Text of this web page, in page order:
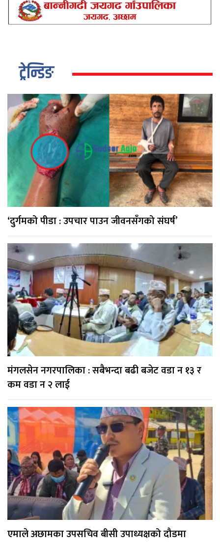
ट्रेन्डिङ
‘दुर्गमको पीडा : उपचार पाउन जीवनसँगको संघर्ष’
मंगलसेन नगरपालिका : सबैभन्दा बढी बजेट वडा न १३ र
कम वडा न २ लाई
एमाले अछामका उपसचिव बीसी उपाध्यक्षको दौडमा